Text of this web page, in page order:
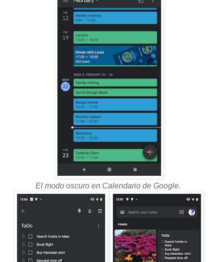
El modo oscuro en Calendario de Google.